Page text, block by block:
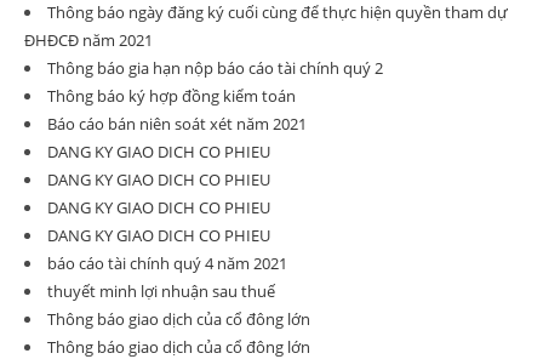
Thông báo ngày đăng ký cuối cùng để thực hiện quyền tham dự
ĐHĐCĐ năm 2021
Thông báo gia hạn nộp báo cáo tài chính quý 2
Thông báo ký hợp đồng kiểm toán
Báo cáo bán niên soát xét năm 2021
DANG KY GIAO DICH CO PHIEU
DANG KY GIAO DICH CO PHIEU
DANG KY GIAO DICH CO PHIEU
DANG KY GIAO DICH CO PHIEU
báo cáo tài chính quý 4 năm 2021
thuyết minh lợi nhuận sau thuế
Thông báo giao dịch của cổ đông lớn
Thông báo giao dịch của cổ đông lớn